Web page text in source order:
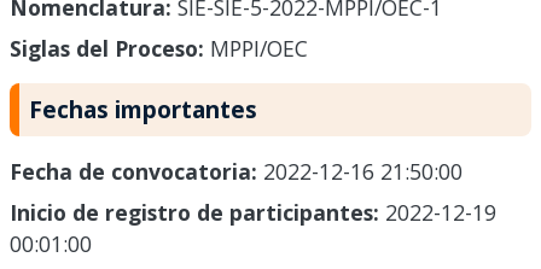
Nomenclatura: SIE-SIE-5-2022-MPPI/OEC-1
Siglas del Proceso: MPPI/OEC
Fechas importantes
Fecha de convocatoria: 2022-12-16 21:50:00
Inicio de registro de participantes: 2022-12-19
00:01:00